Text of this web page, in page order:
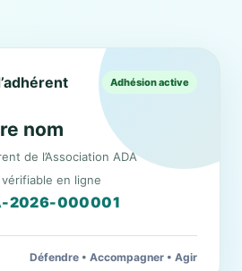
Adhésion active
nom
de l’Association ADA
en ligne
2026-000001
Défendre • Accompagner • Agir